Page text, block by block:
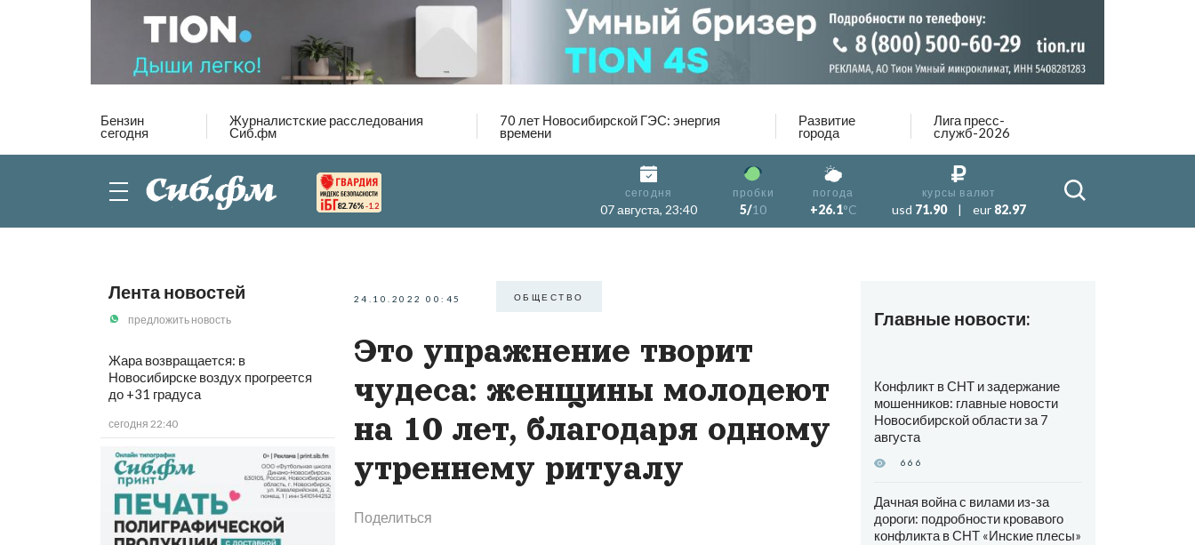
Бензин
сегодня
Журналистские расследования
Сиб.фм
70 лет Новосибирской ГЭС: энергия
времени
Развитие
города
Лига пресс-
служб-2026
82.76% -1.2
сегодня
07 августа, 23:40
пробки
5/10
погода
+26.1°C
курсы валют
usd 71.90 | eur 82.97
Лента новостей
предложить новость
Жара возвращается: в
Новосибирске воздух прогреется
до +31 градуса
сегодня 22:40
24.10.2022 00:45 ОБЩЕСТВО
Это упражнение творит
чудеса: женщины молодеют
на 10 лет, благодаря одному
утреннему ритуалу
Поделиться
Главные новости:
Конфликт в СНТ и задержание
мошенников: главные новости
Новосибирской области за 7
августа
666
Дачная война с вилами из-за
дороги: подробности кровавого
конфликта в СНТ «Инские плесы»